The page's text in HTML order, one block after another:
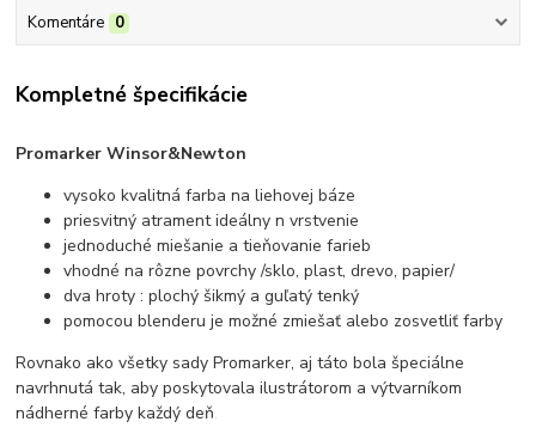
Komentáre 0
Kompletné špecifikácie
Promarker Winsor&Newton
vysoko kvalitná farba na liehovej báze
priesvitný atrament ideálny n vrstvenie
jednoduché miešanie a tieňovanie farieb
vhodné na rôzne povrchy /sklo, plast, drevo, papier/
dva hroty : plochý šikmý a guľatý tenký
pomocou blenderu je možné zmiešať alebo zosvetliť farby
Rovnako ako všetky sady Promarker, aj táto bola špeciálne
navrhnutá tak, aby poskytovala ilustrátorom a výtvarníkom
nádherné farby každý deň.